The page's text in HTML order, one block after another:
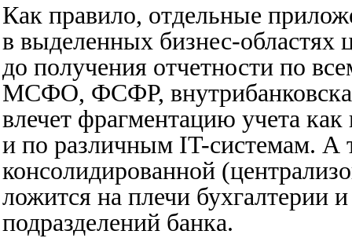
Как правило, отдельные
в выделенных бизнес-
до получения отчетности по
МСФО, ФСФР,
влечет фрагментацию учета
и по различным IT-системам. А
консолидированной
ложится на плечи бухгалтерии
подразделений банка.